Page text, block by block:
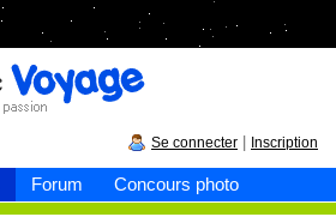
Forum Concours photo
Se connecter Inscription